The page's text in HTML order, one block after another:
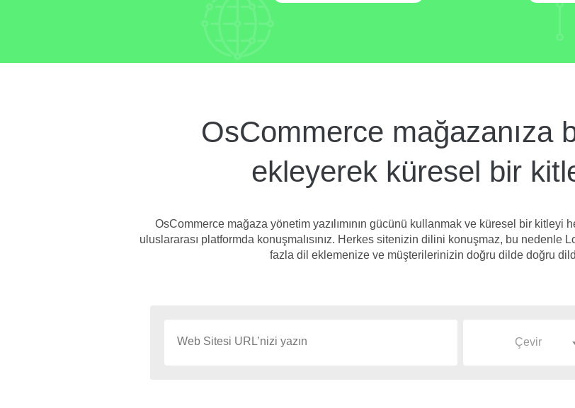
OsCommerce mağazanıza
ekleyerek küresel bir
OsCommerce mağaza yönetim yazılımının gücünü kullanmak ve küresel bir kitleyi
uluslararası platformda konuşmalısınız. Herkes sitenizin dilini konuşmaz, bu nedenle
fazla dil eklemenize ve müşterilerinizin doğru dilde doğru
Çevir